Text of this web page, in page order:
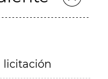
licitación